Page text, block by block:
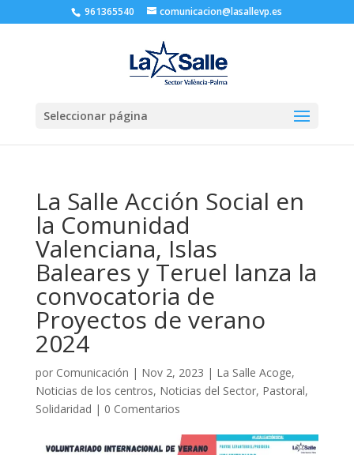
961365540 comunicacion@lasallevp.es
Seleccionar página
La Salle Acción Social en
la Comunidad
Valenciana, Islas
Baleares y Teruel lanza la
convocatoria de
Proyectos de verano
2024
por Comunicación | Nov 2, 2023 | La Salle Acoge,
Noticias de los centros, Noticias del Sector, Pastoral,
Solidaridad | 0 Comentarios